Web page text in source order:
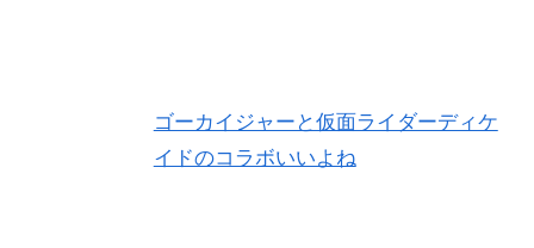
ゴーカイジャーと仮面ライダーディケ
イドのコラボいいよね